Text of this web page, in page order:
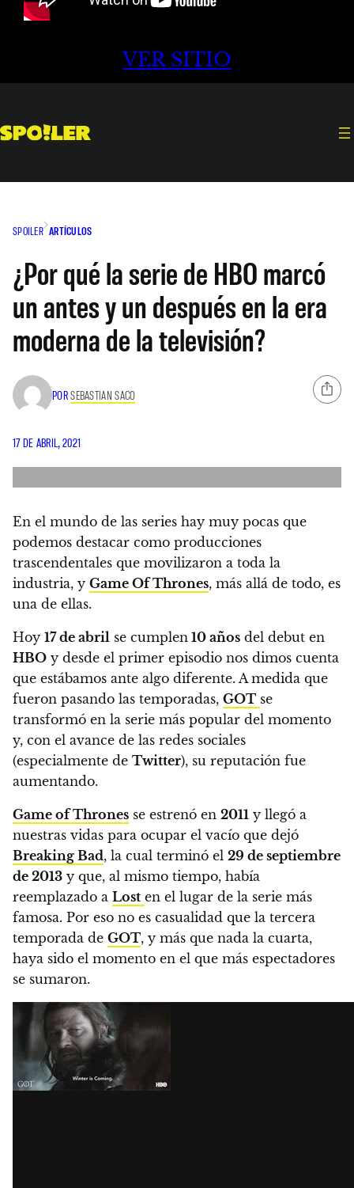
VER SITIO
SPOILER ARTÍCULOS
¿Por qué la serie de HBO marcó
un antes y un después en la era
moderna de la televisión?
PORSEBASTIAN SACO
17 DE ABRIL, 2021
En el mundo de las series hay muy pocas que
podemos destacar como producciones
trascendentales que movilizaron a toda la
industria, y Game Of Thrones, más allá de todo, es
una de ellas.
Hoy 17 de abril se cumplen 10 años del debut en
HBO y desde el primer episodio nos dimos cuenta
que estábamos ante algo diferente. A medida que
fueron pasando las temporadas, GOT se
transformó en la serie más popular del momento
y, con el avance de las redes sociales
(especialmente de Twitter), su reputación fue
aumentando.
Game of Thrones se estrenó en 2011 y llegó a
nuestras vidas para ocupar el vacío que dejó
Breaking Bad, la cual terminó el 29 de septiembre
de 2013 y que, al mismo tiempo, había
reemplazado a Lost en el lugar de la serie más
famosa. Por eso no es casualidad que la tercera
temporada de GOT, y más que nada la cuarta,
haya sido el momento en el que más espectadores
se sumaron.